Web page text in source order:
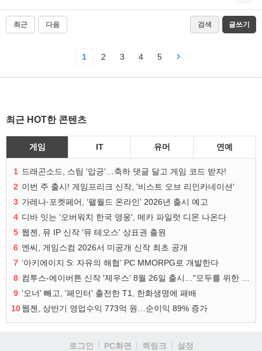
최근 다음 검색 글쓰기
1 2 3 4 5
최근 HOT한 콘텐츠
게임 IT 유머 연예
1 드래곤소드, 스팀 '압긍'…축하 댓글 달고 게임 코드 받자!
2 이번 주 출시! 게임프리크 신작, '비스트 오브 리인카네이션'
3 가레나·포켓페어, ‘팰월드 온라인’ 2026년 출시 예고
4 디바 잇는 '오버워치 한국 영웅', 메카 파일럿 디몬 나온다
5 웹젠, 뮤 IP 신작 '뮤 테오스' 상표권 출원
6 엔씨, 게임스컴 2026서 미공개 신작 최초 공개
7 ‘아키에이지 S: 자유의 해협’ PC MMORPG로 개발한다
8
9 '오너' 빼고, '페인터' 출전한 T1, 한화생명에 패배
10웹젠, 상반기 영업수익 773억 원…순이익 89% 증가
로그인 PC화면 퀵링크
설정